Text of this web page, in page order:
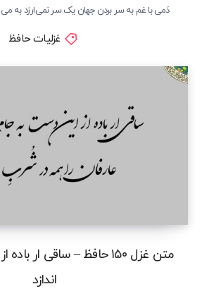
دَمی با غم به سر بردن جهان یک سر نمی‌ارزد به
غزلیات حافظ
متن غزل ۱۵۰ حافظ – ساقی ار
اندازد